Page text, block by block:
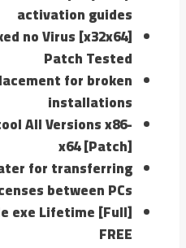
activation guides
no Virus [x32x64]
Patch Tested
for broken
installations
All Versions x86-
x64 [Patch]
for transferring
between PCs
exe Lifetime [Full]
FREE